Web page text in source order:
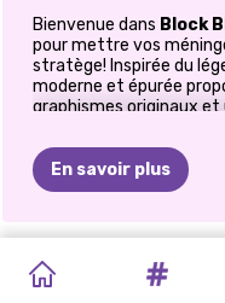
Bienvenue dans Block
pour mettre vos
stratège! Inspirée du
moderne et épurée
graphismes originaux
ou expert en casse-
expérience palpitante et
Le jeu se déroule sur une
glisser-déposer des
En savoir plus
MORCEAU
REINE
MAHJONG
PORTRAIT
DE